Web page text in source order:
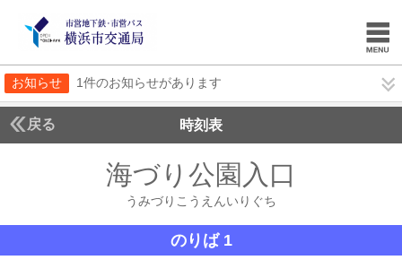
お知らせ 1件のお知らせがあります
戻る 時刻表
海づり公園入口
うみづりこうえんいりぐち
のりば 1